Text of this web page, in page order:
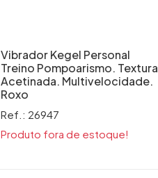
Vibrador Kegel Personal
Treino Pompoarismo. Textura
Acetinada. Multivelocidade.
Roxo
Ref.: 26947
Produto fora de estoque!